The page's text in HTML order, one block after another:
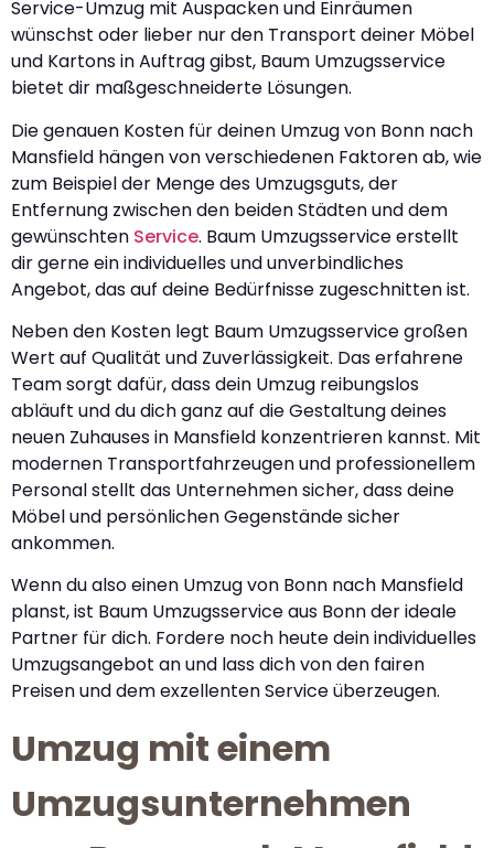
Service-Umzug mit Auspacken und Einräumen
wünschst oder lieber nur den Transport deiner Möbel
und Kartons in Auftrag gibst, Baum Umzugsservice
bietet dir maßgeschneiderte Lösungen.
Die genauen Kosten für deinen Umzug von Bonn nach
Mansfield hängen von verschiedenen Faktoren ab, wie
zum Beispiel der Menge des Umzugsguts, der
Entfernung zwischen den beiden Städten und dem
gewünschten Service. Baum Umzugsservice erstellt
dir gerne ein individuelles und unverbindliches
Angebot, das auf deine Bedürfnisse zugeschnitten ist.
Neben den Kosten legt Baum Umzugsservice großen
Wert auf Qualität und Zuverlässigkeit. Das erfahrene
Team sorgt dafür, dass dein Umzug reibungslos
abläuft und du dich ganz auf die Gestaltung deines
neuen Zuhauses in Mansfield konzentrieren kannst. Mit
modernen Transportfahrzeugen und professionellem
Personal stellt das Unternehmen sicher, dass deine
Möbel und persönlichen Gegenstände sicher
ankommen.
Wenn du also einen Umzug von Bonn nach Mansfield
planst, ist Baum Umzugsservice aus Bonn der ideale
Partner für dich. Fordere noch heute dein individuelles
Umzugsangebot an und lass dich von den fairen
Preisen und dem exzellenten Service überzeugen.
Umzug mit einem
Umzugsunternehmen